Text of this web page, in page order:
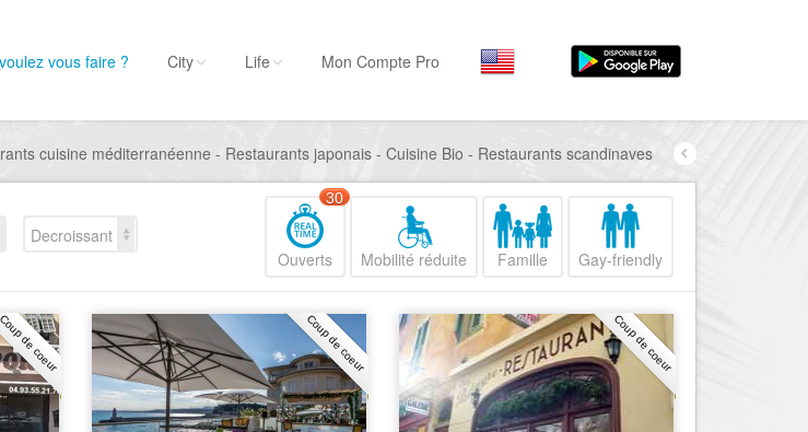
vous faire ?
Par activité
Hôtels, ...
Visiter
Sortir
Restaurants, ...
Commerces
Mode, ...
Par quartiers
Nice Promenade du
Nice le Port
Nice le Vieux Nice
Nice le Coeur de Ville
Nice les Collines Niçoises
City Life Mon Compte Pro
cuisine méditerranéenne - Restaurants japonais - Cuisine Bio - Restaurants scandinaves
Decroissant
Ouverts
30
Mobilité réduite Famille Gay-friendly
de coeur Coup de coeur Coup de coeur